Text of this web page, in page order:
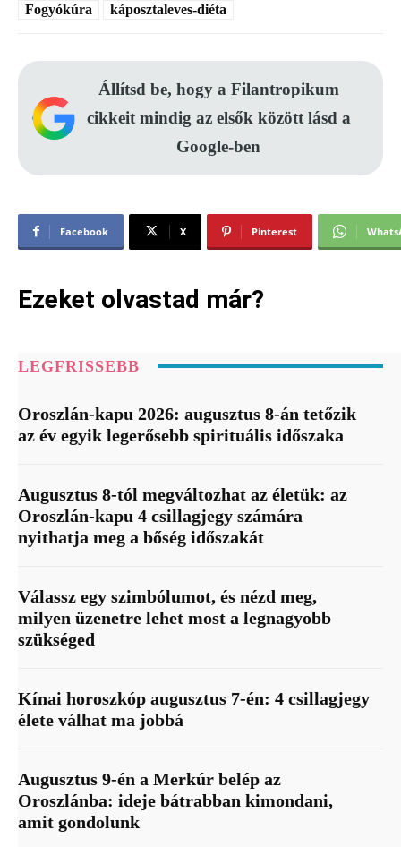
Fogyókúra
káposztaleves-diéta
Állítsd be, hogy a Filantropikum
cikkeit mindig az elsők között lásd a
Google-ben
Facebook X Pinterest
Ezeket olvastad már?
LEGFRISSEBB
Oroszlán-kapu 2026: augusztus 8-án tetőzik
az év egyik legerősebb spirituális időszaka
Augusztus 8-tól megváltozhat az életük: az
Oroszlán-kapu 4 csillagjegy számára
nyithatja meg a bőség időszakát
Válassz egy szimbólumot, és nézd meg,
milyen üzenetre lehet most a legnagyobb
szükséged
Kínai horoszkóp augusztus 7-én: 4 csillagjegy
élete válhat ma jobbá
Augusztus 9-én a Merkúr belép az
Oroszlánba: ideje bátrabban kimondani,
amit gondolunk